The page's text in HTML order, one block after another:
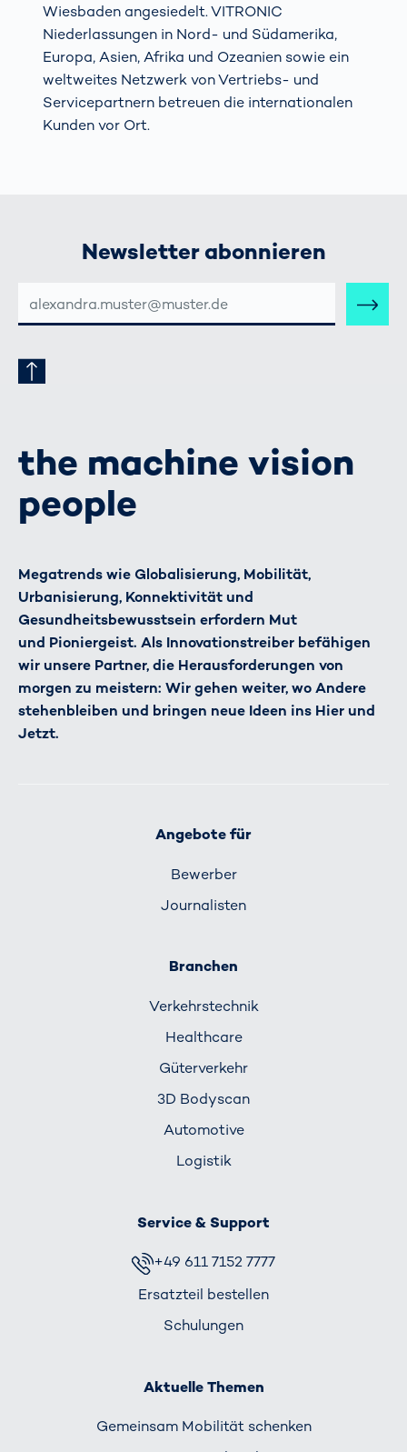
Wiesbaden angesiedelt. VITRONIC
Niederlassungen in Nord- und Südamerika,
Europa, Asien, Afrika und Ozeanien sowie ein
weltweites Netzwerk von Vertriebs- und
Servicepartnern betreuen die internationalen
Kunden vor Ort.
Newsletter abonnieren
MAIL-
ADRESSE
the machine vision
people
Megatrends wie Globalisierung, Mobilität,
Urbanisierung, Konnektivität und
Gesundheitsbewusstsein erfordern Mut
und Pioniergeist. Als Innovationstreiber befähigen
wir unsere Partner, die Herausforderungen von
morgen zu meistern: Wir gehen weiter, wo Andere
stehenbleiben und bringen neue Ideen ins Hier und
Jetzt.
Angebote für
Bewerber
Journalisten
Branchen
Verkehrs­technik
Healthcare
Güterverkehr
3D Bodyscan
Automotive
Logistik
Service & Support
+49 611 7152 7777
Ersatzteil bestellen
Schulungen
Aktuelle Themen
Gemeinsam Mobilität schenken